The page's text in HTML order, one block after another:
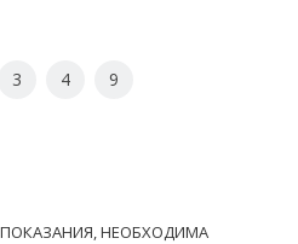
3 4 9
НЕОБХОДИМА